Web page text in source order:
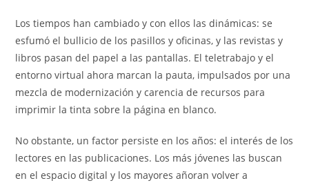
Los tiempos han cambiado y con ellos las dinámicas: se
esfumó el bullicio de los pasillos y oficinas, y las revistas y
libros pasan del papel a las pantallas. El teletrabajo y el
entorno virtual ahora marcan la pauta, impulsados por una
mezcla de modernización y carencia de recursos para
imprimir la tinta sobre la página en blanco.
No obstante, un factor persiste en los años: el interés de los
lectores en las publicaciones. Los más jóvenes las buscan
en el espacio digital y los mayores añoran volver a